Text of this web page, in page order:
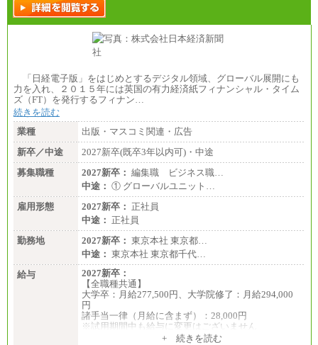
「日経電子版」をはじめとするデジタル領域、グローバル展開にも
力を入れ、２０１５年には英国の有力経済紙フィナンシャル・タイム
ズ（FT）を発行するフィナン…
続きを読む
業種
出版・マスコミ関連・広告
新卒／中途
2027新卒(既卒3年以内可)・中途
募集職種
2027新卒： 編集職 ビジネス職…
中途： ① グローバルユニット…
雇用形態
2027新卒： 正社員
中途： 正社員
勤務地
2027新卒： 東京本社 東京都…
中途： 東京本社 東京都千代…
給与
2027新卒：
【全職種共通】
大学卒：月給277,500円、大学院修了：月給294,000
円
諸手当一律（月給に含まず）：28,000円
※試用期間中も給与に変更はございません
+ 続きを読む